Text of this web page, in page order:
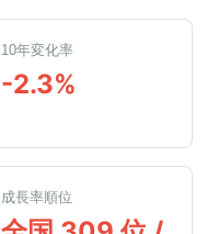
10年変化率
-2.3%
成長率順位